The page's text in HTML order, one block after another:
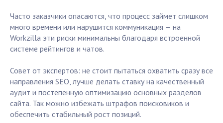
Часто заказчики опасаются, что процесс займет слишком
много времени или нарушится коммуникация — на
Workzilla эти риски минимальны благодаря встроенной
системе рейтингов и чатов.
Совет от экспертов: не стоит пытаться охватить сразу все
направления SEO, лучше делать ставку на качественный
аудит и постепенную оптимизацию основных разделов
сайта. Так можно избежать штрафов поисковиков и
обеспечить стабильный рост позиций.